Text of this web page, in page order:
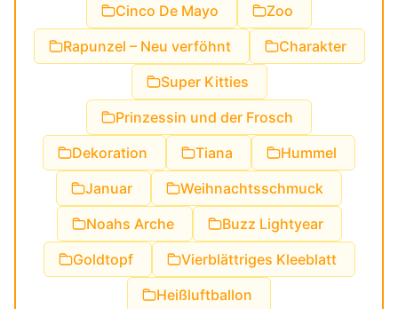
Cinco De Mayo
Zoo
Rapunzel – Neu verföhnt
Charakter
Super Kitties
Prinzessin und der Frosch
Dekoration
Tiana
Hummel
Januar
Weihnachtsschmuck
Noahs Arche
Buzz Lightyear
Goldtopf
Vierblättriges Kleeblatt
Heißluftballon